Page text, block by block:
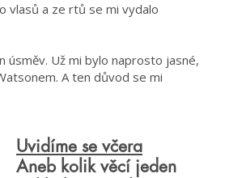
vlasů a ze rtů se mi vydalo
úsměv. Už mi bylo naprosto jasné,
A ten důvod se mi
Uvidíme se včera
Aneb kolik věcí jeden